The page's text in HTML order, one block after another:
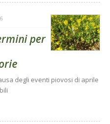
per
degli eventi piovosi di aprile